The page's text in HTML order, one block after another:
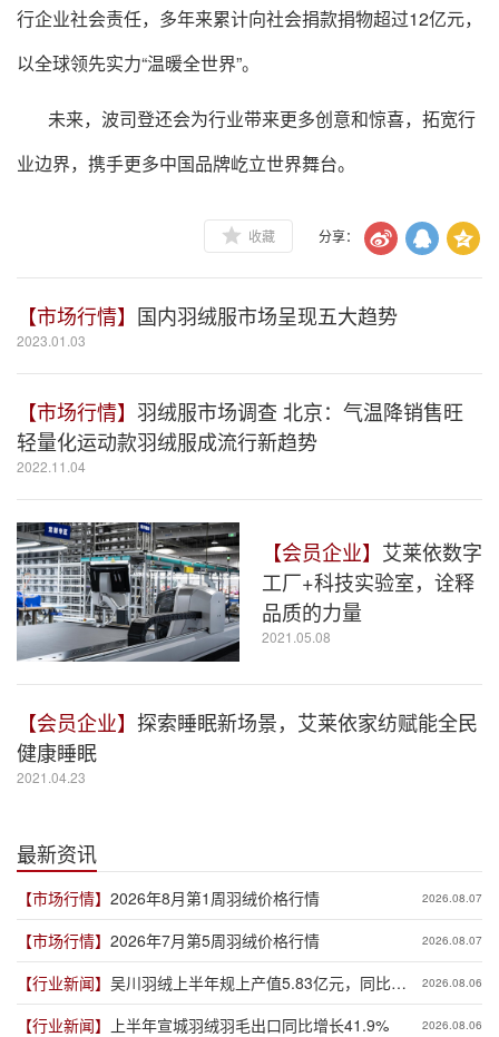
行企业社会责任，多年来累计向社会捐款捐物超过12亿元，
以全球领先实力“温暖全世界”。
未来，波司登还会为行业带来更多创意和惊喜，拓宽行
业边界，携手更多中国品牌屹立世界舞台。
收藏 分享：
【市场行情】 国内羽绒服市场呈现五大趋势
2023.01.03
【市场行情】 羽绒服市场调查 北京：气温降销售旺
轻量化运动款羽绒服成流行新趋势
2022.11.04
【会员企业】 艾莱依数字
工厂+科技实验室，诠释
品质的力量
2021.05.08
【会员企业】 探索睡眠新场景，艾莱依家纺赋能全民
健康睡眠
2021.04.23
最新资讯
【市场行情】 2026年8月第1周羽绒价格行情 2026.08.07
【市场行情】 2026年7月第5周羽绒价格行情 2026.08.07
【行业新闻】 吴川羽绒上半年规上产值5.83亿元，同比增
长19.3%
2026.08.06
【行业新闻】 上半年宣城羽绒羽毛出口同比增长41.9% 2026.08.06